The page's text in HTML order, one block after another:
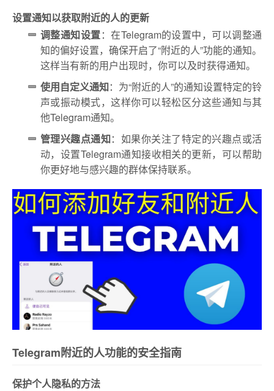
设置通知以获取附近的人的更新
调整通知设置：在Telegram的设置中，可以调整通
知的偏好设置，确保开启了“附近的人”功能的通知。
这样当有新的用户出现时，你可以及时获得通知。
使用自定义通知：为“附近的人”的通知设置特定的铃
声或振动模式，这样你可以轻松区分这些通知与其
他Telegram通知。
管理兴趣点通知：如果你关注了特定的兴趣点或活
动，设置Telegram通知接收相关的更新，可以帮助
你更好地与感兴趣的群体保持联系。
Telegram附近的人功能的安全指南
保护个人隐私的方法